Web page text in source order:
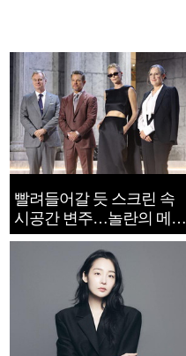
빨려들어갈 듯 스크린 속
시공간 변주…놀란의 메시
지는 ‘전쟁 속죄’